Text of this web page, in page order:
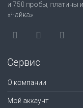
и 750 пробы, платины
«Чайка»
Сервис
О компании
Мой аккаунт